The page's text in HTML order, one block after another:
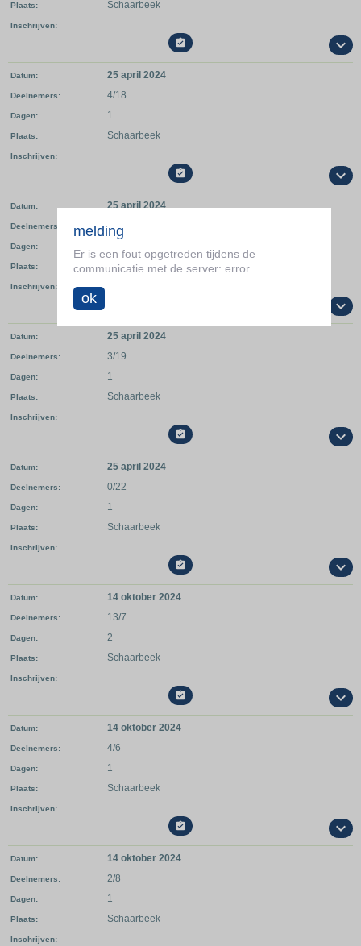
Plaats Schaarbeek
Inschrijven

Datum 25 april 2024
Deelnemers 4/18
Dagen 1
Plaats Schaarbeek
Inschrijven

Datum 25 april 2024
Deelnemers 1/21
Dagen
Plaats Schaarbeek
Inschrijven
Datum 25 april 2024
Deelnemers 3/19
Dagen 1
Plaats Schaarbeek
Inschrijven

Datum 25 april 2024
Deelnemers 0/22
Dagen 1
Plaats Schaarbeek
Inschrijven

Datum 14 oktober 2024
Deelnemers 13/7
Dagen 2
Plaats Schaarbeek
Inschrijven

Datum 14 oktober 2024
Deelnemers 4/6
Dagen 1
Plaats Schaarbeek
Inschrijven

Datum 14 oktober 2024
Deelnemers 2/8
Dagen 1
Plaats Schaarbeek
Inschrijven
melding
Er is een fout opgetreden tijdens de
communicatie met de server: error
ok